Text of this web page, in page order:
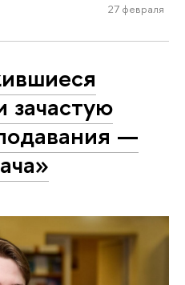
27 февраля
зачастую
—